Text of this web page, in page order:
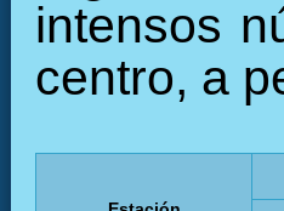
intensos
centro, a